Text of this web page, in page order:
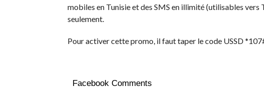
mobiles en Tunisie et des SMS en illimité (utilisables
seulement.
Pour activer cette promo, il faut taper le code USSD
Facebook Comments